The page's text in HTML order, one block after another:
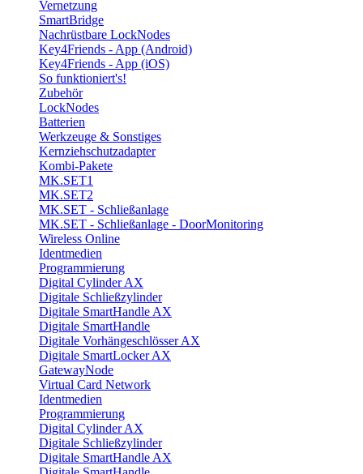
Vernetzung
SmartBridge
Nachrüstbare LockNodes
Key4Friends - App (Android)
Key4Friends - App (iOS)
So funktioniert's!
Zubehör
LockNodes
Batterien
Werkzeuge & Sonstiges
Kernziehschutzadapter
Kombi-Pakete
MK.SET1
MK.SET2
MK.SET - Schließanlage
MK.SET - Schließanlage - DoorMonitoring
Wireless Online
Identmedien
Programmierung
Digital Cylinder AX
Digitale Schließzylinder
Digitale SmartHandle AX
Digitale SmartHandle
Digitale Vorhängeschlösser AX
Digitale SmartLocker AX
GatewayNode
Virtual Card Network
Identmedien
Programmierung
Digital Cylinder AX
Digitale Schließzylinder
Digitale SmartHandle AX